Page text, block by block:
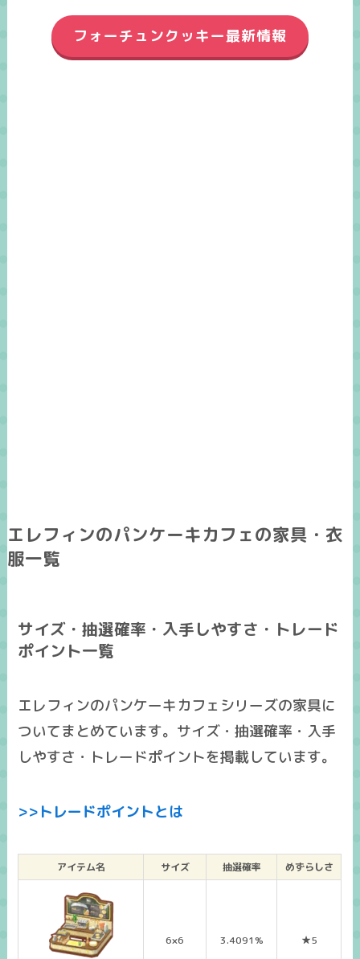
フォーチュンクッキー最新情報
エレフィンのパンケーキカフェの家具・衣
服一覧
サイズ・抽選確率・入手しやすさ・トレード
ポイント一覧
エレフィンのパンケーキカフェシリーズの家具に
ついてまとめています。サイズ・抽選確率・入手
しやすさ・トレードポイントを掲載しています。
>>トレードポイントとは
アイテム名 サイズ 抽選確率 めずらしさ
6×6 3.4091% ★5